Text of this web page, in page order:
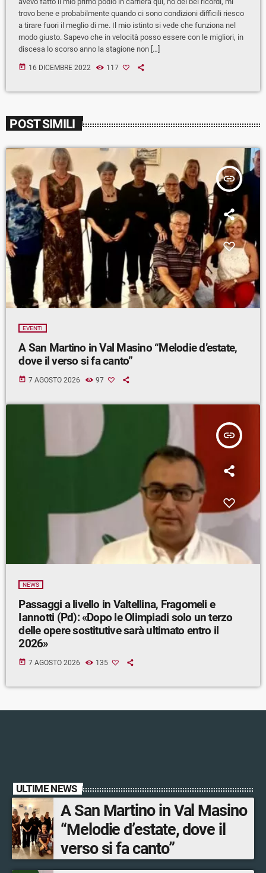
trovo bene e probabilmente quando ci sono condizioni difficili riesco
a tirare fuori il meglio di me. Il mio istinto si vede che funziona nel
modo giusto. Sapevo che in velocità posso essere con le migliori, in
discesa lo scorso anno la stagione non […]
today 16 DICEMBRE 2022 117
POST SIMILI
insert_link
EVENTI
A San Martino in Val Masino “Melodie d’estate,
dove il verso si fa canto”
today 7 AGOSTO 2026 97
insert_link
NEWS
Passaggi a livello in Valtellina, Fragomeli e
Iannotti (Pd): «Dopo le Olimpiadi solo un terzo
delle opere sostitutive sarà ultimato entro il
2026»
today 7 AGOSTO 2026 135
ULTIME NEWS
A San Martino in Val Masino
“Melodie d’estate, dove il
verso si fa canto”